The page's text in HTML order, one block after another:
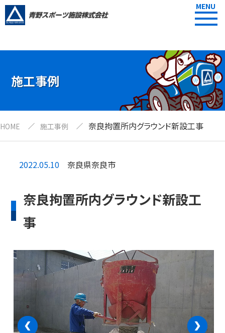
MENU
施工事例
HOME 施工事例 奈良拘置所内グラウンド新設工事
2022.05.10 奈良県奈良市
奈良拘置所内グラウンド新設工
事
‹